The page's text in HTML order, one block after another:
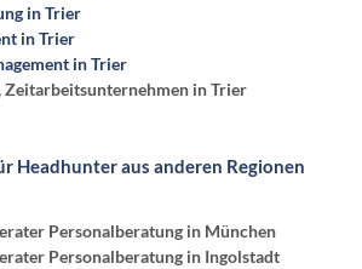
in Trier
in Trier
in Trier
in Trier
Headhunter aus anderen Regionen
Personalberatung in München
Personalberatung in Ingolstadt